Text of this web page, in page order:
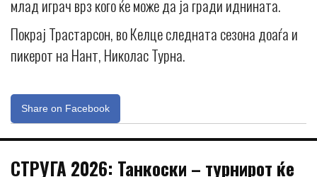
млад играч врз кого ќе може да ја гради иднината.
Покрај Трастарсон, во Келце следната сезона доаѓа и
пикерот на Нант, Николас Турна.
Share on Facebook
СТРУГА 2026: Танкоски – турнирот ќе